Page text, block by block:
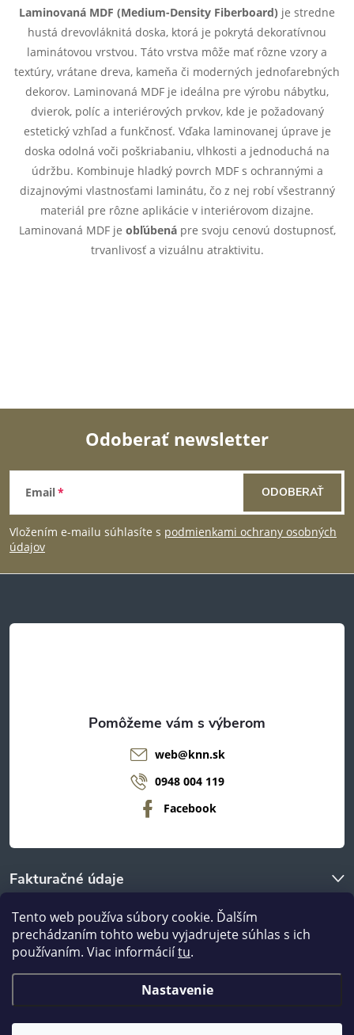
Tento web používa súbory cookie. Ďalším
prechádzaním tohto webu vyjadrujete súhlas s ich
používaním. Viac informáciítu.
Nastavenie
v
á
e
i
s
Laminovaná MDF (Medium-Density Fiberboard) je stredne
hustá drevovláknitá doska, ktorá je pokrytá dekoratívnou
laminátovou vrstvou. Táto vrstva môže mať rôzne vzory a
textúry, vrátane dreva, kameňa či moderných jednofarebných
dekorov. Laminovaná MDF je ideálna pre výrobu nábytku,
dvierok, políc a interiérových prvkov, kde je požadovaný
estetický vzhľad a funkčnosť. Vďaka laminovanej úprave je
doska odolná voči poškriabaniu, vlhkosti a jednoduchá na
údržbu. Kombinuje hladký povrch MDF s ochrannými a
dizajnovými vlastnosťami laminátu, čo z nej robí všestranný
materiál pre rôzne aplikácie v interiérovom dizajne.
Laminovaná MDF je obľúbenápre svoju cenovú dostupnosť,
trvanlivosť a vizuálnu atraktivitu.
Z
á
p
t
Odoberať newsletter
Email
Vložením e-mailu súhlasíte s podmienkami ochrany osobných
údajov
ODOBERAŤ
Fakturačné údaje
O nákupe
web@knn.sk
0948 004 119
Facebook
Copyright 2026nanábytok.sk. Všetky práva vyhradené.